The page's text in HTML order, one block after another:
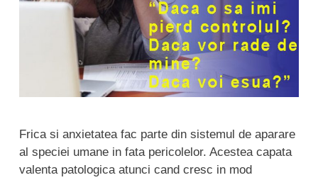
Frica si anxietatea fac parte din sistemul de aparare
al speciei umane in fata pericolelor. Acestea capata
valenta patologica atunci cand cresc in mod